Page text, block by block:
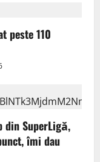
peste 110
din SuperLigă,
îmi dau